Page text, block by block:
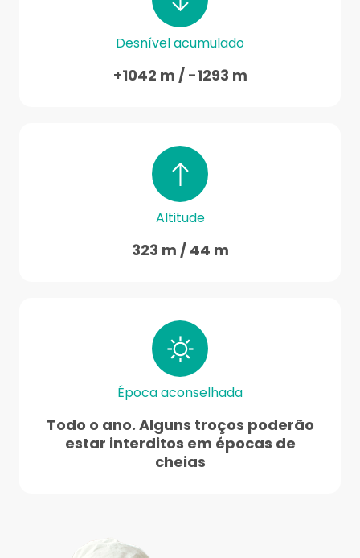
Desnível acumulado
+1042 m / -1293 m
Altitude
323 m / 44 m
Época aconselhada
Todo o ano. Alguns troços poderão
estar interditos em épocas de
cheias